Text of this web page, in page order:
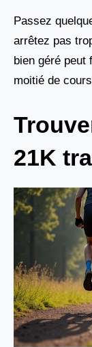
Passez
arrêtez pas
bien géré peut
moitié de
21K